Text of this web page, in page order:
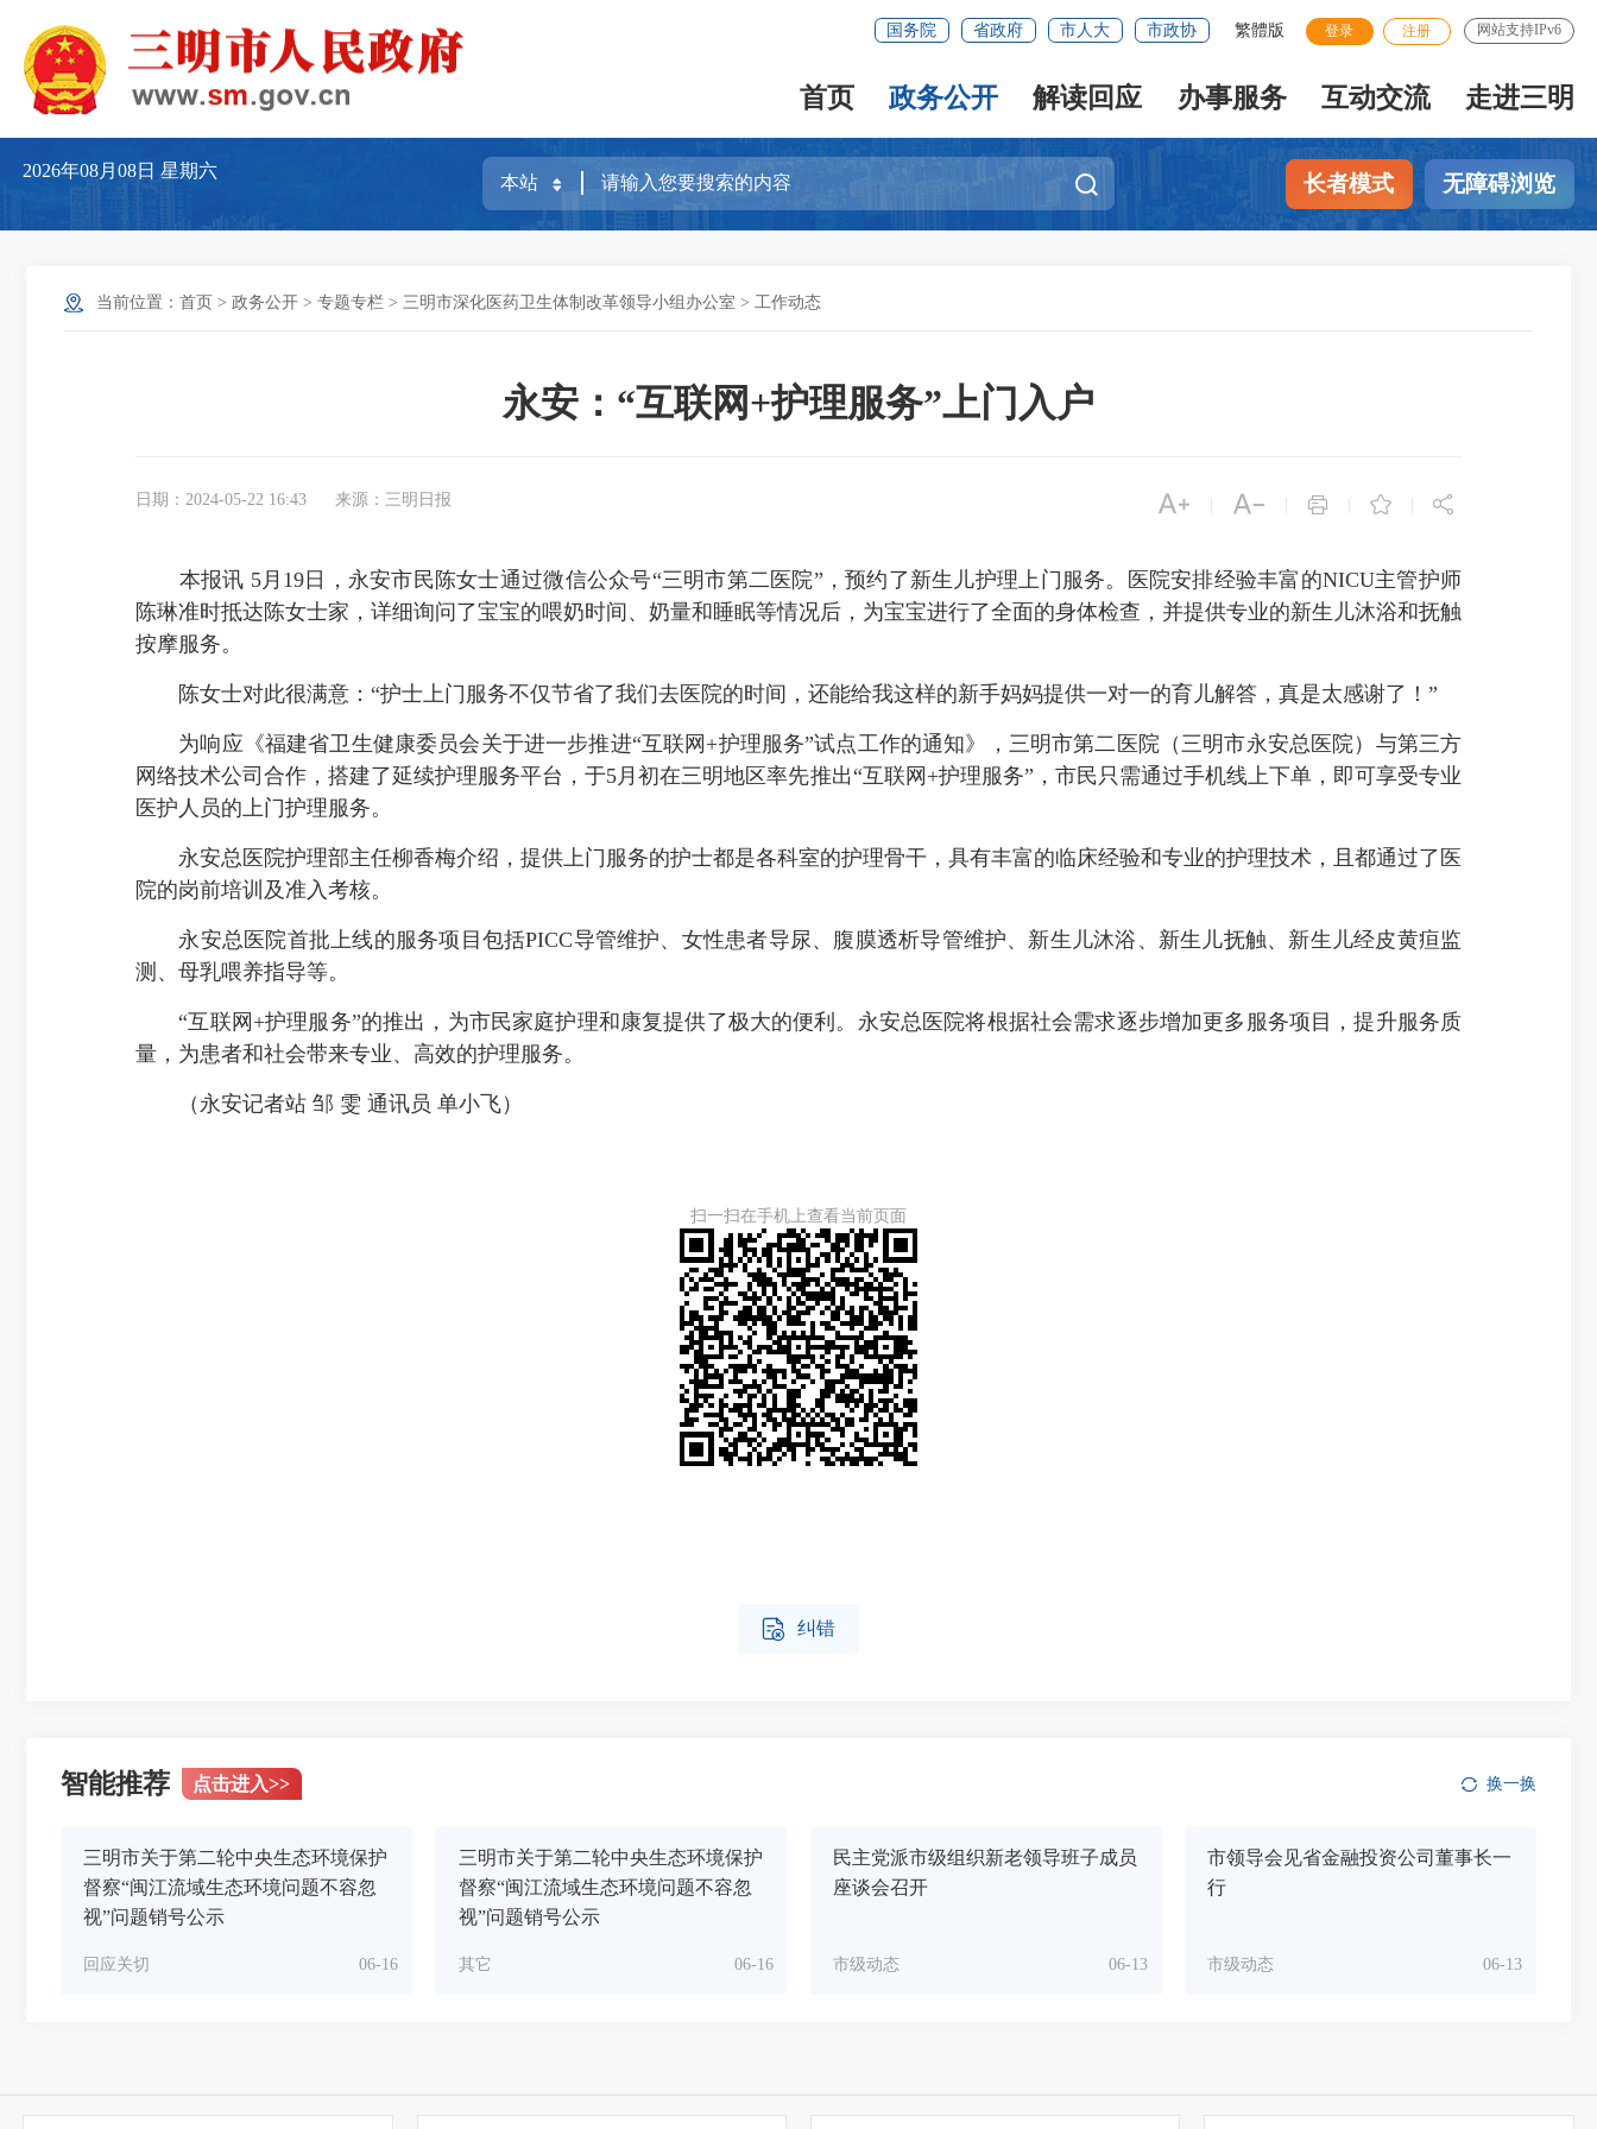
国务院 省政府 市人大 市政协 繁體版 登录 注册 网站支持IPv6
首页 政务公开 解读回应 办事服务 互动交流 走进三明
2026年08月08日星期六
长者模式 无障碍浏览
当前位置： 首页 > 政务公开 > 专题专栏 > 三明市深化医药卫生体制改革领导小组办公室 > 工作动态
永安：“互联网+护理服务”上门入户
日期：2024-05-22 16:43 来源：三明日报     
本报讯 5月19日，永安市民陈女士通过微信公众号“三明市第二医院”，预约了新生儿护理上门服务。医院安排经验丰富的NICU主管护师
陈琳准时抵达陈女士家，详细询问了宝宝的喂奶时间、奶量和睡眠等情况后，为宝宝进行了全面的身体检查，并提供专业的新生儿沐浴和抚触
按摩服务。
陈女士对此很满意：“护士上门服务不仅节省了我们去医院的时间，还能给我这样的新手妈妈提供一对一的育儿解答，真是太感谢了！”
为响应《福建省卫生健康委员会关于进一步推进“互联网+护理服务”试点工作的通知》，三明市第二医院（三明市永安总医院）与第三方
网络技术公司合作，搭建了延续护理服务平台，于5月初在三明地区率先推出“互联网+护理服务”，市民只需通过手机线上下单，即可享受专业
医护人员的上门护理服务。
永安总医院护理部主任柳香梅介绍，提供上门服务的护士都是各科室的护理骨干，具有丰富的临床经验和专业的护理技术，且都通过了医
院的岗前培训及准入考核。
永安总医院首批上线的服务项目包括PICC导管维护、女性患者导尿、腹膜透析导管维护、新生儿沐浴、新生儿抚触、新生儿经皮黄疸监
测、母乳喂养指导等。
“互联网+护理服务”的推出，为市民家庭护理和康复提供了极大的便利。永安总医院将根据社会需求逐步增加更多服务项目，提升服务质
量，为患者和社会带来专业、高效的护理服务。
（永安记者站 邹 雯 通讯员 单小飞）
扫一扫在手机上查看当前页面
 纠错
智能推荐 点击进入>> 换一换
三明市关于第二轮中央生态环境保护
督察“闽江流域生态环境问题不容忽
视”问题销号公示
06-16
回应关切
三明市关于第二轮中央生态环境保护
督察“闽江流域生态环境问题不容忽
视”问题销号公示
06-16
其它
民主党派市级组织新老领导班子成员
座谈会召开
06-13
市级动态
市领导会见省金融投资公司董事长一
行
06-13
市级动态